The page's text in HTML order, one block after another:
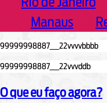
Manaus
O que eu faço agora?